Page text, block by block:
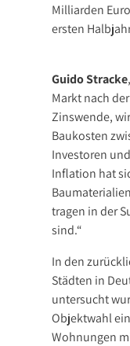
Milliarden
ersten
Guido Stracke
Markt nach
Zinswende,
Baukosten
Investoren
Inflation hat
tragen in der
sind.“
In den
Städten in
untersucht
Objektwahl
Wohnungen